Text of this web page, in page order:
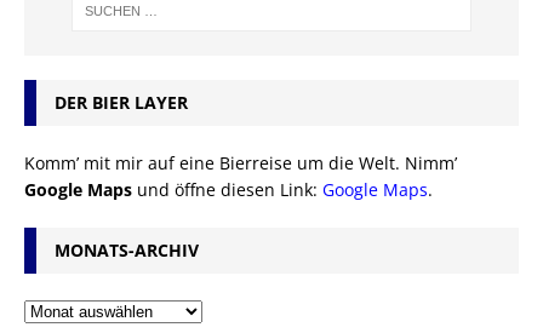
DER BIER LAYER
Komm’ mit mir auf eine Bierreise um die Welt. Nimm’
Google Maps und öffne diesen Link: Google Maps.
MONATS-ARCHIV